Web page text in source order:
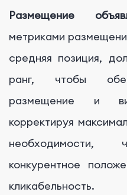
Размещение
метриками
средняя позиция,
ранг, чтобы
размещение и
корректируя
необходимости,
конкурентное
кликабельность.